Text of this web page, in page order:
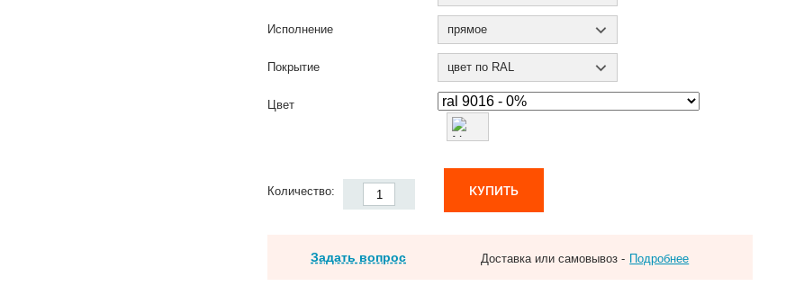
Исполнение прямое
Покрытие цвет по RAL
Цвет
Количество: КУПИТЬ
Задать вопрос Доставка или самовывоз - Подробнее